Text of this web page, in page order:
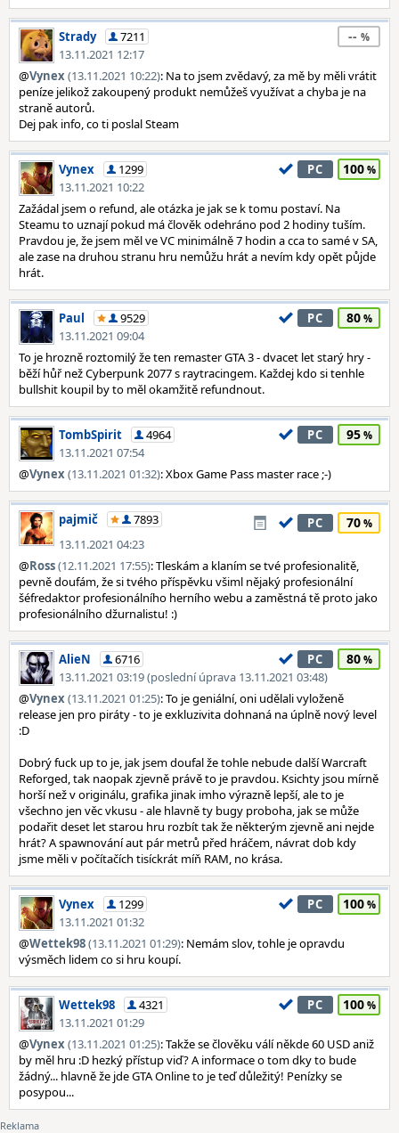
Strady
7211
13.11.2021 12:17
--
@Vynex(13.11.2021 10:22): Na to jsem zvědavý, za mě by měli vrátit
peníze jelikož zakoupený produkt nemůžeš využívat a chyba je na
straně autorů.
Dej pak info, co ti poslal Steam
Vynex
1299
13.11.2021 10:22
PC 100
Zažádal jsem o refund, ale otázka je jak se k tomu postaví. Na
Steamu to uznají pokud má člověk odehráno pod 2 hodiny tuším.
Pravdou je, že jsem měl ve VC minimálně 7 hodin a cca to samé v SA,
ale zase na druhou stranu hru nemůžu hrát a nevím kdy opět půjde
hrát.
Paul
9529
13.11.2021 09:04
PC 80
To je hrozně roztomilý že ten remaster GTA 3 - dvacet let starý hry -
běží hůř než Cyberpunk 2077 s raytracingem. Každej kdo si tenhle
bullshit koupil by to měl okamžitě refundnout.
TombSpirit
4964
13.11.2021 07:54
PC 95
@Vynex(13.11.2021 01:32): Xbox Game Pass master race ;-)
pajmič
7893
13.11.2021 04:23
PC 70
@Ross(12.11.2021 17:55): Tleskám a klaním se tvé profesionalitě,
pevně doufám, že si tvého příspěvku všiml nějaký profesionální
šéfredaktor profesionálního herního webu a zaměstná tě proto jako
profesionálního džurnalistu! :)
AlieN
6716
13.11.2021 03:19 (poslední úprava 13.11.2021 03:48)
PC 80
@Vynex(13.11.2021 01:25): To je geniální, oni udělali vyloženě
release jen pro piráty - to je exkluzivita dohnaná na úplně nový level
:D
Dobrý fuck up to je, jak jsem doufal že tohle nebude další Warcraft
Reforged, tak naopak zjevně právě to je pravdou. Ksichty jsou mírně
horší než v originálu, grafika jinak imho výrazně lepší, ale to je
všechno jen věc vkusu - ale hlavně ty bugy proboha, jak se může
podařit deset let starou hru rozbít tak že některým zjevně ani nejde
hrát? A spawnování aut pár metrů před hráčem, návrat dob kdy
jsme měli v počítačích tisíckrát míň RAM, no krása.
Vynex
1299
13.11.2021 01:32
PC 100
@Wettek98(13.11.2021 01:29): Nemám slov, tohle je opravdu
výsměch lidem co si hru koupí.
Wettek98
4321
13.11.2021 01:29
PC 100
@Vynex(13.11.2021 01:25): Takže se člověku válí někde 60 USD aniž
by měl hru :D hezký přístup viď? A informace o tom dky to bude
žádný... hlavně že jde GTA Online to je teď důležitý! Penízky se
posypou...